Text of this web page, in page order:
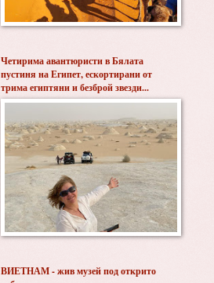
Четирима авантюристи в Бялата
пустиня на Египет, ескортирани от
трима египтяни и безброй звезди...
ВИЕТНАМ - жив музей под открито